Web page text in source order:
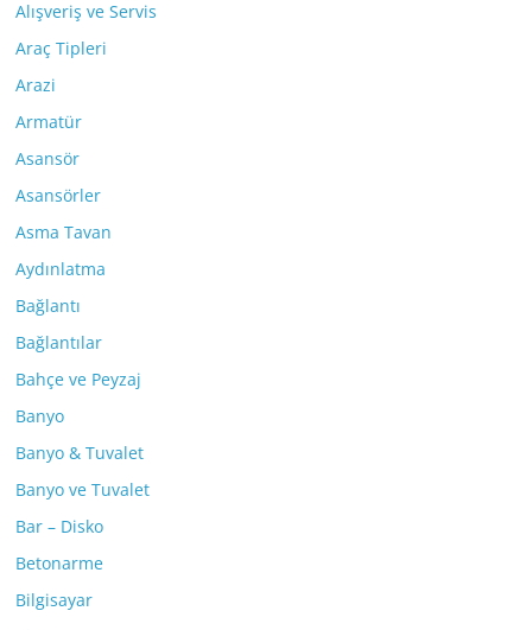
Alışveriş ve Servis
Araç Tipleri
Arazi
Armatür
Asansör
Asansörler
Asma Tavan
Aydınlatma
Bağlantı
Bağlantılar
Bahçe ve Peyzaj
Banyo
Banyo & Tuvalet
Banyo ve Tuvalet
Bar – Disko
Betonarme
Bilgisayar